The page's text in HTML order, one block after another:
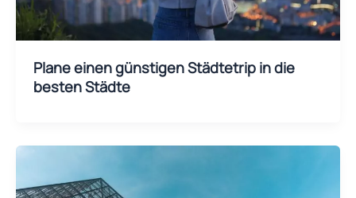
Plane einen günstigen Städtetrip in die
besten Städte